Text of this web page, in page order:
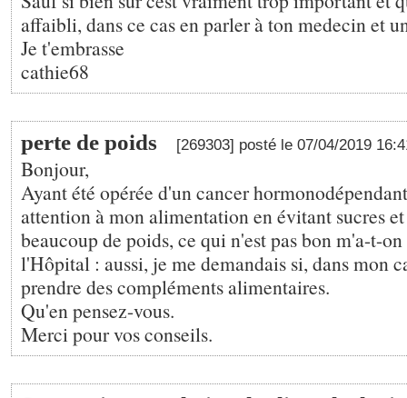
affaibli, dans ce cas en parler à ton medecin et
Je t'embrasse
cathie68
perte de poids [269303] posté le 07/04/2019
Bonjour,
Ayant été opérée d'un cancer
attention à mon alimentation en évitant sucres
beaucoup de poids, ce qui n'est pas bon m'a-t-
l'Hôpital : aussi, je me demandais si, dans mon
prendre des compléments alimentaires.
Qu'en pensez-vous.
Merci pour vos conseils.